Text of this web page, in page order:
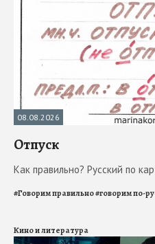
08.08.2026
Отпуск
Как правильно? Русский по
#Говорим правильно#говорим по-
Кино и литература